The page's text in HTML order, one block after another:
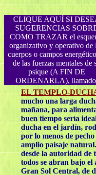
CLIQUE AQUÍ SI
SUGERENCIAS
COMO TRAZAR el
organizativo y operativo de
cuerpos o campos
de las fuerzas mentales de
psique (A FIN DE
ORDENARLA),
EL TEMPLO-
mucho una larga
mañana, para
buen tiempo sería
ducha en el jardín,
por lo menos de
amplio paisaje
desde la autoridad de
todos se abran bajo el
Gran Sol Central, de